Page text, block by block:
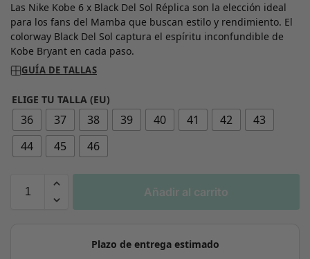
Las Nike Kobe 6 x Black Del Sol Réplica son la elección ideal
para los fans del Mamba que buscan estilo y rendimiento. El
colorway Black Del Sol captura el espíritu inconfundible de
Kobe Bryant en cada paso.
GUÍA DE TALLAS
ELIGE TU TALLA (EU)
36 37 38 39 40 41 42
43
44
45 46
Añadir al carrito
Plazo de entrega estimado